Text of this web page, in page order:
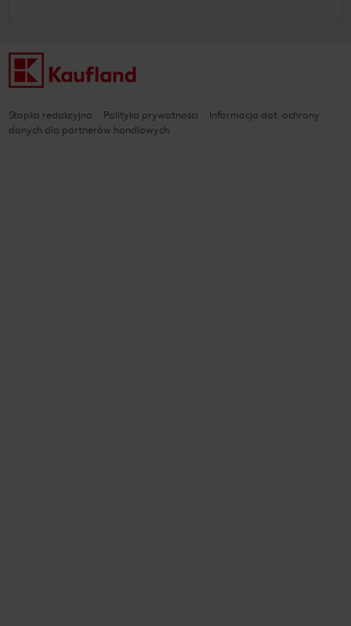
Stopka redakcyjna Polityka prywatności
Informacja dot. ochrony
danych dla partnerów handlowych